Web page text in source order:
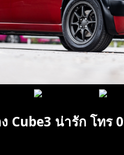
Cube3 น่ารัก โทร